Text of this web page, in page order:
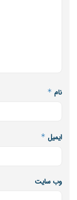
نام *
ایمیل *
وب‌ سایت